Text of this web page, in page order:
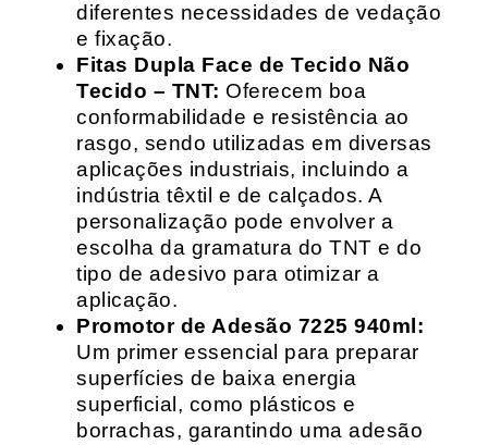
diferentes necessidades de vedação
e fixação.
Fitas Dupla Face de Tecido Não
Tecido – TNT: Oferecem boa
conformabilidade e resistência ao
rasgo, sendo utilizadas em diversas
aplicações industriais, incluindo a
indústria têxtil e de calçados. A
personalização pode envolver a
escolha da gramatura do TNT e do
tipo de adesivo para otimizar a
aplicação.
Promotor de Adesão 7225 940ml:
Um primer essencial para preparar
superfícies de baixa energia
superficial, como plásticos e
borrachas, garantindo uma adesão